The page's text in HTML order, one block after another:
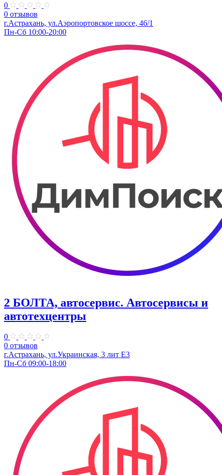
0
0 отзывов
г.Астрахань, ул.Аэропортовское шоссе, 46/1
Пн-Сб 10:00-20:00
2 БОЛТА, автосервис. Автосервисы и
автотехцентры
0
0 отзывов
г.Астрахань, ул.​Украинская, 3 лит Е3
Пн-Сб 09:00-18:00